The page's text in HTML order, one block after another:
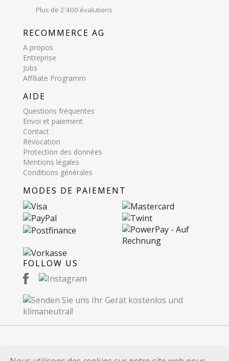
Plus de 2'400 évalutions
RECOMMERCE AG
A propos
Entreprise
Jobs
Affiliate Programm
AIDE
Questions fréquentes
Envoi et paiement
Contact
Révocation
Protection des données
Mentions légales
Conditions générales
MODES DE PAIEMENT
FOLLOW US
© 2026 Recommerce SA. Proudly Made in